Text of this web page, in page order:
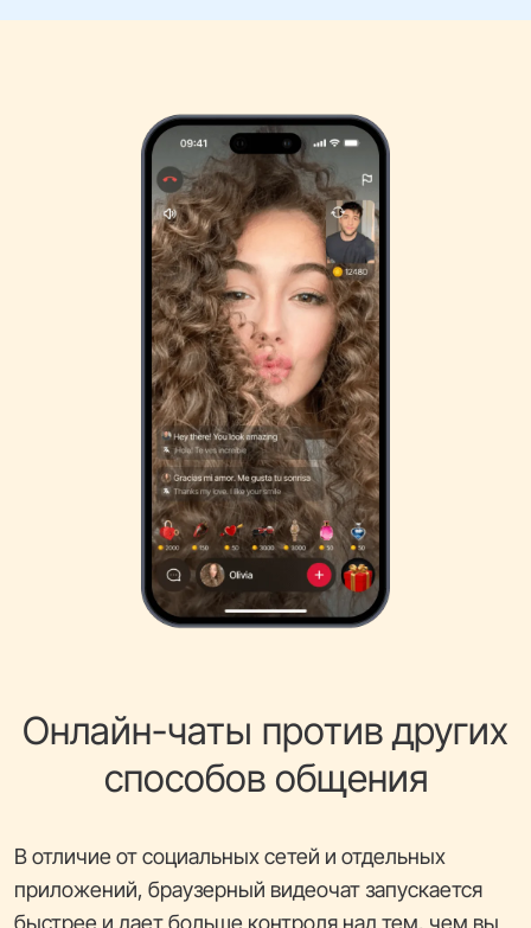
Онлайн-чаты против других
способов общения
В отличие от социальных сетей и отдельных
приложений, браузерный видеочат запускается
быстрее и дает больше контроля над тем, чем вы